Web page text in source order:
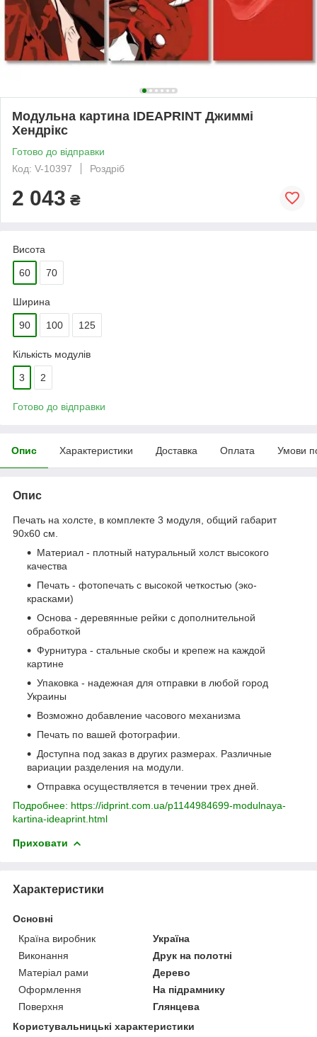
Модульна картина IDEAPRINT Джиммі
Хендрікс
Готово до відправки
Код: V-10397
Роздріб
2 043 ₴
Висота
60 70
Ширина
90 100 125
Кількість модулів
3 2
Готово до відправки
Опис Характеристики Доставка Оплата Умови
Опис
Печать на холсте, в комплекте 3 модуля, общий габарит
90x60 см.
Материал - плотный натуральный холст высокого
качества
Печать - фотопечать с высокой четкостью (эко-
красками)
Основа - деревянные рейки с дополнительной
обработкой
Фурнитура - стальные скобы и крепеж на каждой
картине
Упаковка - надежная для отправки в любой город
Украины
Возможно добавление часового механизма
Печать по вашей фотографии.
Доступна под заказ в других размерах. Различные
вариации разделения на модули.
Отправка осуществляется в течении трех дней.
Подробнее: https://idprint.com.ua/p1144984699-modulnaya-
kartina-ideaprint.html
Приховати
Характеристики
Основні
Країна виробник
Україна
Виконання
Друк на полотні
Матеріал рами
Дерево
Оформлення
На підрамнику
Поверхня
Глянцева
Користувальницькі характеристики